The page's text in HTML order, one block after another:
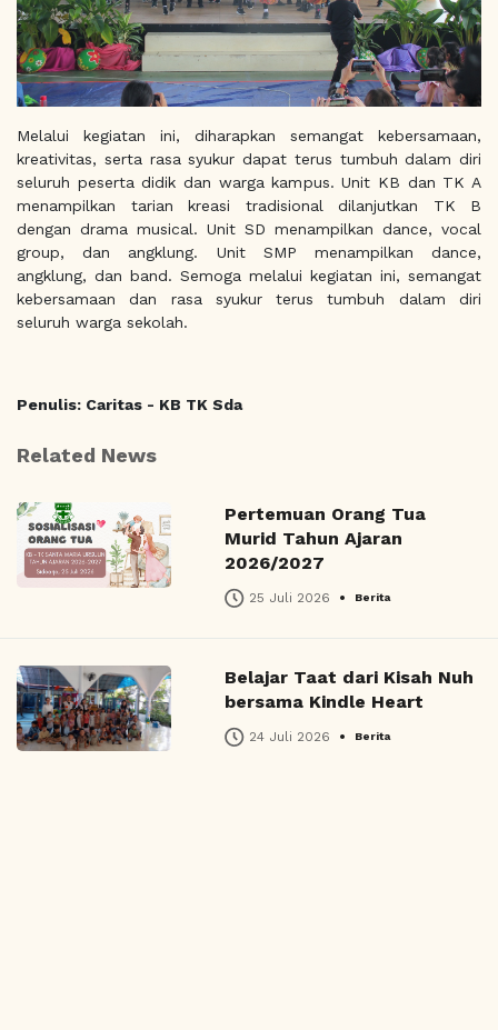
Melalui kegiatan ini, diharapkan semangat kebersamaan,
kreativitas, serta rasa syukur dapat terus tumbuh dalam diri
seluruh peserta didik dan warga kampus. Unit KB dan TK A
menampilkan tarian kreasi tradisional dilanjutkan TK B
dengan drama musical. Unit SD menampilkan dance, vocal
group, dan angklung. Unit SMP menampilkan dance,
angklung, dan band. Semoga melalui kegiatan ini, semangat
kebersamaan dan rasa syukur terus tumbuh dalam diri
seluruh warga sekolah.
Penulis: Caritas - KB TK Sda
Related News
Pertemuan Orang Tua
Murid Tahun Ajaran
2026/2027
25 Juli 2026 • Berita
Belajar Taat dari Kisah Nuh
bersama Kindle Heart
24 Juli 2026 • Berita